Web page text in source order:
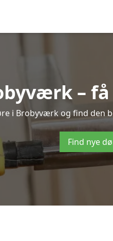
–
i Brobyværk og find den
Find nye